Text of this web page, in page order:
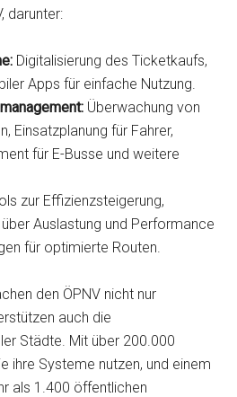
darunter:
Digitalisierung des Ticketkaufs,
Apps für einfache Nutzung.
Überwachung von
Einsatzplanung für Fahrer,
für E-Busse und weitere
zur Effizienzsteigerung,
Auslastung und Performance
für optimierte Routen.
den ÖPNV nicht nur
auch die
Städte. Mit über 200.000
ihre Systeme nutzen, und einem
als 1.400 öffentlichen